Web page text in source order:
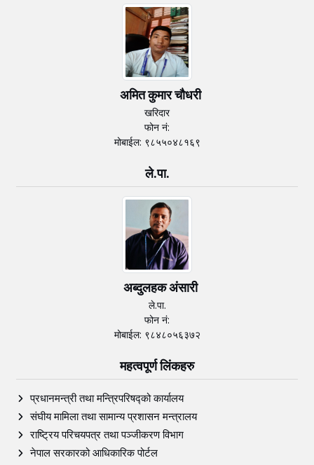
अमित कुमार चाैधरी
खरिदार
फोन नं:
मोबाईल: ९८५५०४८१६९
ले.पा.
अब्दुलहक अंसारी
ले.पा.
फोन नं:
मोबाईल: ९८४८०५६३७२
महत्वपूर्ण लिंकहरु
प्रधानमन्त्री तथा मन्त्रिपरिषद्को कार्यालय
संघीय मामिला तथा सामान्य प्रशासन मन्त्रालय
राष्ट्रिय परिचयपत्र तथा पञ्‍जीकरण विभाग
नेपाल सरकारको आधिकारिक पोर्टल